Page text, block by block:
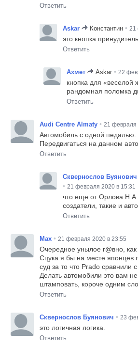
Ответить
Askar Константин • 21
это кнопка
Ответить
Ахмет Askar • 22
кнопка для «веселой
рандомная поломка
Ответить
Audi Centre Almaty • 21 февраля
Автомобиль с одной педалью.
Передвигаться на данном
Ответить
Сквернослов Буянович
• 21 февраля 2020 в 15:31
что еще от Орлова Н А
создатели, такие и авто.
Ответить
Max • 21 февраля 2020 в 23:55
Очередное унылое г@вно,
Сцука я бы на месте японцев
суд за то что Prado сравнили
Делать автомобили это вам
штамповать, короче одним
Ответить
Сквернослов Буянович • 23
это логичная логика.
Ответить